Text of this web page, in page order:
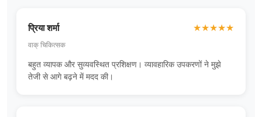
प्रिया शर्मा
वाक् चिकित्सक
★★★★★
बहुत व्यापक और सुव्यवस्थित प्रशिक्षण। व्यावहारिक उपकरणों ने मुझे
तेजी से आगे बढ़ने में मदद की।